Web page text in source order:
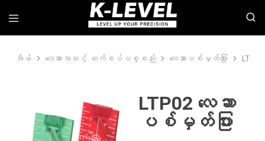
မှု
မြင့်မားသော
တိုင်းတာ
ကျွန်ုပ်
များ၊
လိုင်း
လေ
အိမ် လေဆာအဆင့် ဆက်စပ်ပစ္စည်း လေဆာပစ်မှတ်ပြား
LTP02 လေဆာ
ပစ်မှတ်ပြား